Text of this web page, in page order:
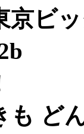
京ビ
も ど